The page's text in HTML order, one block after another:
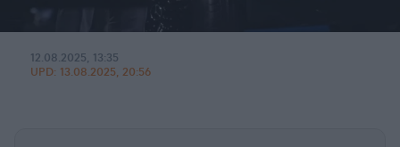
12.08.2025, 13:35
UPD: 13.08.2025, 20:56